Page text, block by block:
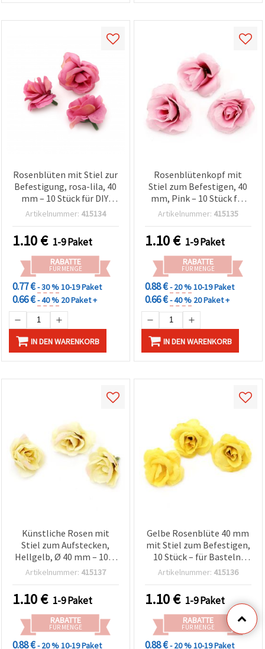
Rosenblüten mit Stiel zur
Befestigung, rosa-lila, 40
mm – 10 Stück für DIY,
Basteln, Hochzeitsdeko,
Haarschmuck &
Scrapbooking
Artikelnummer: 415134
1.10€ 1-9 Paket
RABATTE
FÜR MENGE
0.77 €- 30 %10-19 Paket
0.66 €- 40 % 20 Paket +
IN DEN WARENKORB
Rosenblütenkopf mit
Stiel zum Befestigen, 40
mm, Pink – 10 Stück für
Basteln & DIY,
Tischdekoration, Haar-
Accessoires &
Scrapbooking
Artikelnummer: 415135
1.10€ 1-9 Paket
RABATTE
FÜR MENGE
0.88 €- 20 %10-19 Paket
0.66 €- 40 % 20 Paket +
IN DEN WARENKORB
Künstliche Rosen mit
Stiel zum Aufstecken,
Hellgelb, Ø 40 mm – 10er
Pack, Basteln, Floristik &
Artikelnummer: 415137
1.10€ 1-9 Paket
RABATTE
FÜR MENGE
0.88 €- 20 %10-19 Paket
Gelbe Rosenblüte 40 mm
mit Stiel zum Befestigen,
10 Stück – für Basteln,
Floristik & Hochzeitsdeko
Artikelnummer: 415136
1.10€ 1-9 Paket
RABATTE
FÜR MENGE
0.88 €- 20 %10-19 Paket